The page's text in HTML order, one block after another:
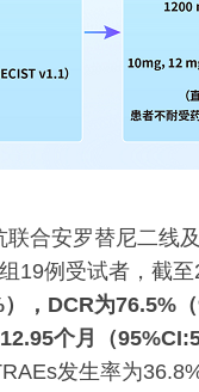
合安罗替尼二线
19例受试者，截
，DCR为76.5%
个月（
发生率为